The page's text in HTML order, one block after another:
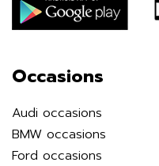
Occasions
Audi occasions
BMW occasions
Ford occasions